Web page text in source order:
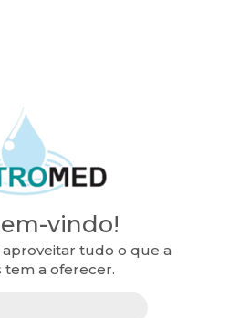
vindo!
aproveitar tudo o que a
a oferecer.